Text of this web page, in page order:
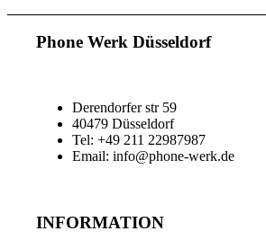
Phone Werk Düsseldorf
Derendorfer str 59
40479 Düsseldorf
Tel: +49 211 22987987
Email: info@phone-werk.de
INFORMATION